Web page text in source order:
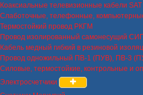
Коаксиальные телевизионные кабели
Слаботочные, телефонные,
Термостойкий провод РКГМ
Провод изолированный самонесущий
Кабель медный гибкий в резиновой
Провод одножильный ПВ-1 (ПУВ), ПВ-3
Силовые, термостойкие, контрольные и
Электросчетчики